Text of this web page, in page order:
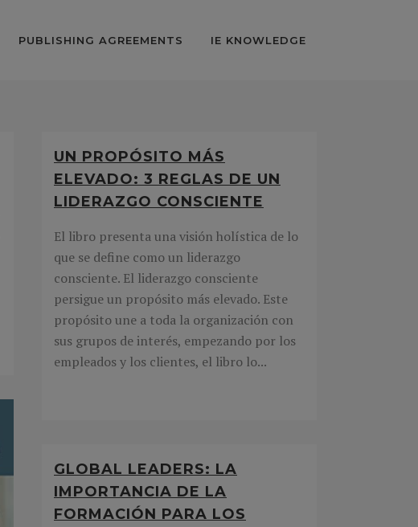
PUBLISHING AGREEMENTS IE KNOWLEDGE
UN PROPÓSITO MÁS
ELEVADO: 3 REGLAS DE UN
LIDERAZGO CONSCIENTE
El libro presenta una visión holística de lo
que se define como un liderazgo
consciente. El liderazgo consciente
persigue un propósito más elevado. Este
propósito une a toda la organización con
sus grupos de interés, empezando por los
empleados y los clientes, el libro lo...
GLOBAL LEADERS: LA
IMPORTANCIA DE LA
FORMACIÓN PARA LOS